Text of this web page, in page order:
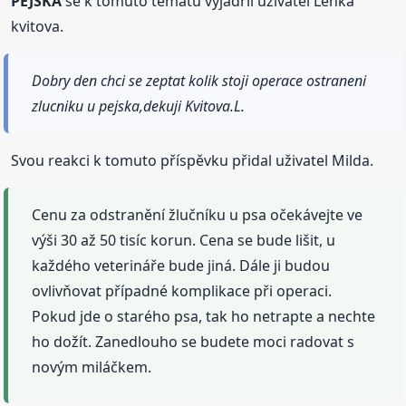
kvitova.
Dobry den chci se zeptat kolik stoji operace ostraneni
zlucniku u pejska,dekuji Kvitova.L.
Svou reakci k tomuto příspěvku přidal uživatel Milda.
Cenu za odstranění žlučníku u psa očekávejte ve
výši 30 až 50 tisíc korun. Cena se bude lišit, u
každého veterináře bude jiná. Dále ji budou
ovlivňovat případné komplikace při operaci.
Pokud jde o starého psa, tak ho netrapte a nechte
ho dožít. Zanedlouho se budete moci radovat s
novým miláčkem.